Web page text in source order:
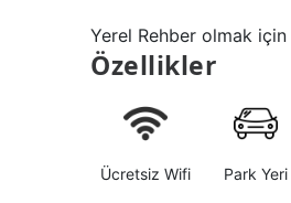
Yerel Rehber olmak
Özellikler
Ücretsiz Wifi Park Yeri